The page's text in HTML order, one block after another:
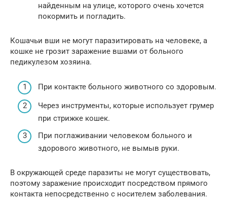
найденным на улице, которого очень хочется
покормить и погладить.
Кошачьи вши не могут паразитировать на человеке, а
кошке не грозит заражение вшами от больного
педикулезом хозяина.
При контакте больного животного со здоровым.
Через инструменты, которые использует грумер
при стрижке кошек.
При поглаживании человеком больного и
здорового животного, не вымыв руки.
В окружающей среде паразиты не могут существовать,
поэтому заражение происходит посредством прямого
контакта непосредственно с носителем заболевания.